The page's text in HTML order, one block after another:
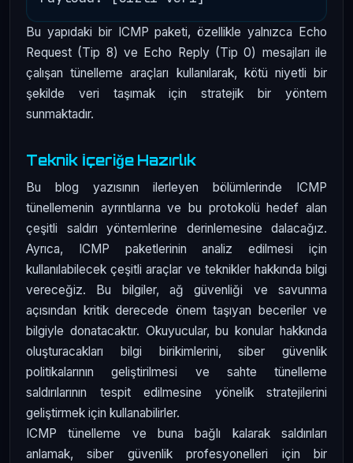
Bu yapıdaki bir ICMP paketi, özellikle yalnızca Echo
Request (Tip 8) ve Echo Reply (Tip 0) mesajları ile
çalışan tünelleme araçları kullanılarak, kötü niyetli bir
şekilde veri taşımak için stratejik bir yöntem
sunmaktadır.
Teknik İçeriğe Hazırlık
Bu blog yazısının ilerleyen bölümlerinde ICMP
tünellemenin ayrıntılarına ve bu protokolü hedef alan
çeşitli saldırı yöntemlerine derinlemesine dalacağız.
Ayrıca, ICMP paketlerinin analiz edilmesi için
kullanılabilecek çeşitli araçlar ve teknikler hakkında bilgi
vereceğiz. Bu bilgiler, ağ güvenliği ve savunma
açısından kritik derecede önem taşıyan beceriler ve
bilgiyle donatacaktır. Okuyucular, bu konular hakkında
oluşturacakları bilgi birikimlerini, siber güvenlik
politikalarının geliştirilmesi ve sahte tünelleme
saldırılarının tespit edilmesine yönelik stratejilerini
geliştirmek için kullanabilirler.
ICMP tünelleme ve buna bağlı kalarak saldırıları
anlamak, siber güvenlik profesyonelleri için bir